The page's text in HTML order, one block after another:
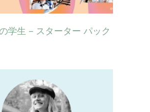
学生 – スターター パック